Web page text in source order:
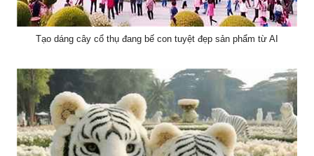
Tạo dáng cây cổ thụ đang bế con tuyệt đẹp sản phẩm từ AI